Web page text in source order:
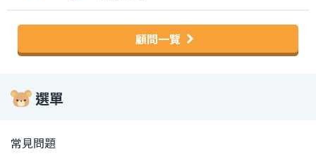
顧問一覽
選單
常見問題